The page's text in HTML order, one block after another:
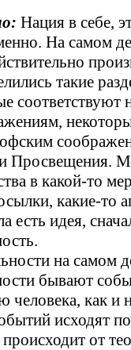
Нация в себе,
На самом
такие
Просвещения.
в какой-то
какие-то
есть идея,
на самом
бывают
человека, как и
исходят
от